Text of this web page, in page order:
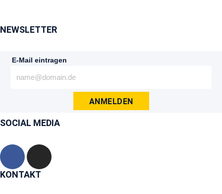
NEWSLETTER
E-Mail eintragen
ANMELDEN
SOCIAL MEDIA
KONTAKT